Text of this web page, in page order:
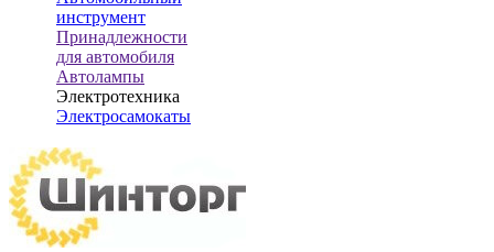
инструмент
Принадлежности
для автомобиля
Автолампы
Электротехника
Электросамокаты